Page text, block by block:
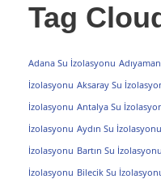
Tag
Adana Su İzolasyonu
İzolasyonu Aksaray Su
İzolasyonu Antalya Su
İzolasyonu Aydın Su İzolasyonu
İzolasyonu Bartın Su İzolasyonu
İzolasyonu Bilecik Su